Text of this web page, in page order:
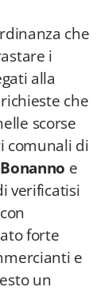
che
i
alla
che
scorse
comunali di
e
verificatisi
forte
e
un